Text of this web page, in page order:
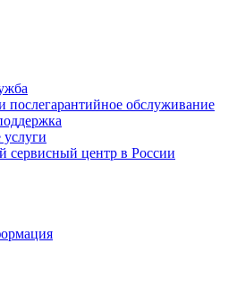
послегарантийное обслуживание
сервисный центр в России